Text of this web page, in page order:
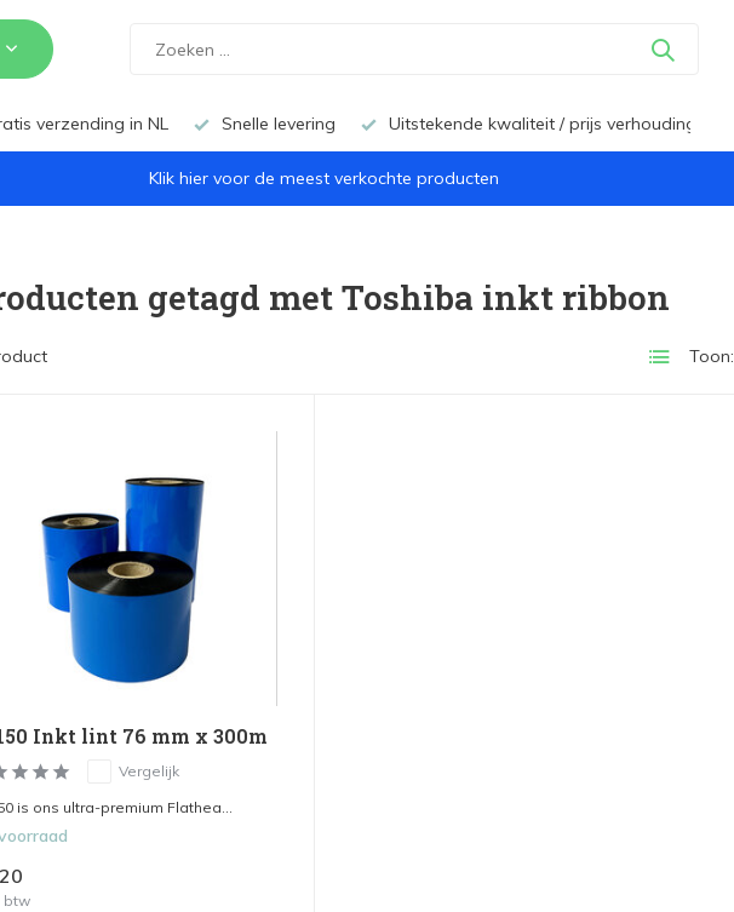
verzending in NL Snelle levering Uitstekende kwaliteit / prijs verhouding
Klik hier voor de meest verkochte producten
getagd met Toshiba inkt ribbon
Toon:
Inkt lint 76 mm x 300m
Vergelijk
is ons ultra-premium Flathea...
btw